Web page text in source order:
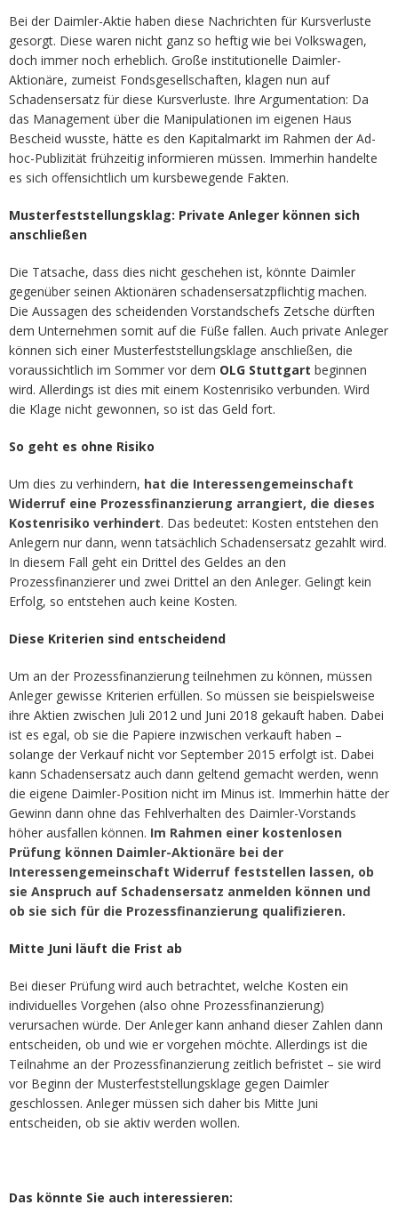
Bei der Daimler-Aktie haben diese Nachrichten für Kursverluste
gesorgt. Diese waren nicht ganz so heftig wie bei Volkswagen,
doch immer noch erheblich. Große institutionelle Daimler-
Aktionäre, zumeist Fondsgesellschaften, klagen nun auf
Schadensersatz für diese Kursverluste. Ihre Argumentation: Da
das Management über die Manipulationen im eigenen Haus
Bescheid wusste, hätte es den Kapitalmarkt im Rahmen der Ad-
hoc-Publizität frühzeitig informieren müssen. Immerhin handelte
es sich offensichtlich um kursbewegende Fakten.
Musterfeststellungsklag: Private Anleger können sich
anschließen
Die Tatsache, dass dies nicht geschehen ist, könnte Daimler
gegenüber seinen Aktionären schadensersatzpflichtig machen.
Die Aussagen des scheidenden Vorstandschefs Zetsche dürften
dem Unternehmen somit auf die Füße fallen. Auch private Anleger
können sich einer Musterfeststellungsklage anschließen, die
voraussichtlich im Sommer vor dem OLG Stuttgart beginnen
wird. Allerdings ist dies mit einem Kostenrisiko verbunden. Wird
die Klage nicht gewonnen, so ist das Geld fort.
So geht es ohne Risiko
Um dies zu verhindern, hat die Interessengemeinschaft
Widerruf eine Prozessfinanzierung arrangiert, die dieses
Kostenrisiko verhindert. Das bedeutet: Kosten entstehen den
Anlegern nur dann, wenn tatsächlich Schadensersatz gezahlt wird.
In diesem Fall geht ein Drittel des Geldes an den
Prozessfinanzierer und zwei Drittel an den Anleger. Gelingt kein
Erfolg, so entstehen auch keine Kosten.
Diese Kriterien sind entscheidend
Um an der Prozessfinanzierung teilnehmen zu können, müssen
Anleger gewisse Kriterien erfüllen. So müssen sie beispielsweise
ihre Aktien zwischen Juli 2012 und Juni 2018 gekauft haben. Dabei
ist es egal, ob sie die Papiere inzwischen verkauft haben –
solange der Verkauf nicht vor September 2015 erfolgt ist. Dabei
kann Schadensersatz auch dann geltend gemacht werden, wenn
die eigene Daimler-Position nicht im Minus ist. Immerhin hätte der
Gewinn dann ohne das Fehlverhalten des Daimler-Vorstands
höher ausfallen können. Im Rahmen einer kostenlosen
Prüfung können Daimler-Aktionäre bei der
Interessengemeinschaft Widerruf feststellen lassen, ob
sie Anspruch auf Schadensersatz anmelden können und
ob sie sich für die Prozessfinanzierung qualifizieren.
Mitte Juni läuft die Frist ab
Bei dieser Prüfung wird auch betrachtet, welche Kosten ein
individuelles Vorgehen (also ohne Prozessfinanzierung)
verursachen würde. Der Anleger kann anhand dieser Zahlen dann
entscheiden, ob und wie er vorgehen möchte. Allerdings ist die
Teilnahme an der Prozessfinanzierung zeitlich befristet – sie wird
vor Beginn der Musterfeststellungsklage gegen Daimler
geschlossen. Anleger müssen sich daher bis Mitte Juni
entscheiden, ob sie aktiv werden wollen.
Das könnte Sie auch interessieren: